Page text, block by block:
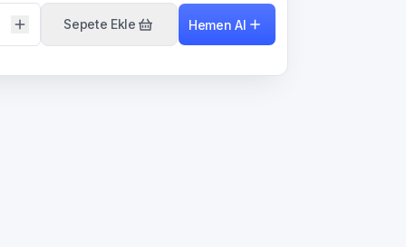
Sepete Ekle Hemen Al